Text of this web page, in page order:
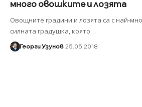
много овошките и лозята
Овощните градини и лозята са с най-
силната градушка, която…
Георги Узунов 25.05.2018